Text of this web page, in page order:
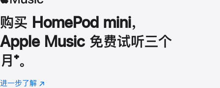
购买 HomePod mini，
Apple Music 免费试听三个
月 脚
注
⁺。
进一步了解 Apple
(在